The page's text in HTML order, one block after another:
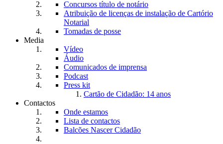
Concursos título de notário
Atribuição de licenças de instalação de Cartório
Notarial
Tomadas de posse
Media
Vídeo
Áudio
Comunicados de imprensa
Podcast
Press kit
Cartão de Cidadão: 14 anos
Contactos
Onde estamos
Lista de contactos
Balcões Nascer Cidadão